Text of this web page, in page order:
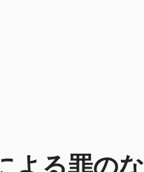
よる罪の